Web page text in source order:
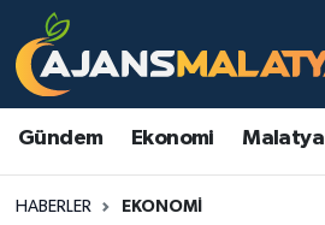
Gündem Ekonomi Malatya
HABERLER EKONOMI
Asayiş
Eğitim
Malatya Nöbetçi Eczaneler
Malatya Namaz Vakitleri